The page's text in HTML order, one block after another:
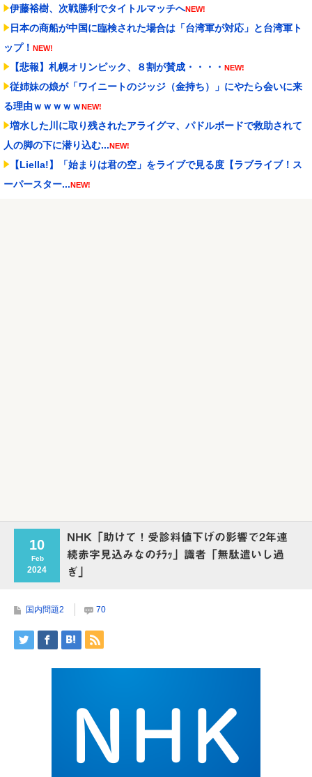
伊藤裕樹、次戦勝利でタイトルマッチへNEW!
日本の商船が中国に臨検された場合は「台湾軍が対応」と台湾軍ト
ップ！ NEW!
【悲報】札幌オリンピック、８割が賛成・・・・ NEW!
従姉妹の娘が「ワイニートのジッジ（金持ち）」にやたら会いに来
る理由ｗｗｗｗｗNEW!
増水した川に取り残されたアライグマ、パドルボードで救助されて
人の脚の下に潜り込む...NEW!
【Liella!】「始まりは君の空」をライブで見る度【ラブライブ！ス
ーパースター...NEW!
10
Feb
2024
NHK「助けて！受診料値下げの影響で2年連
続赤字見込みなのﾁﾗｯ」識者「無駄遣いし過
ぎ」
国内問題2 70